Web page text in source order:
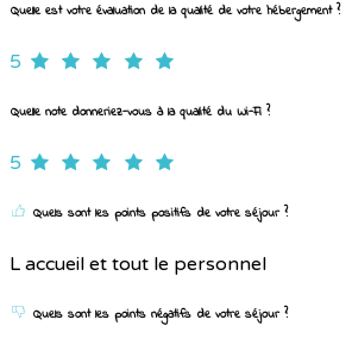
Quelle est votre évaluation de la qualité de votre hébergement ?
5
Quelle note donneriez-vous à la qualité du Wi-Fi ?
5
Quels sont les points positifs de votre séjour ?
L accueil et tout le personnel
Quels sont les points négatifs de votre séjour ?